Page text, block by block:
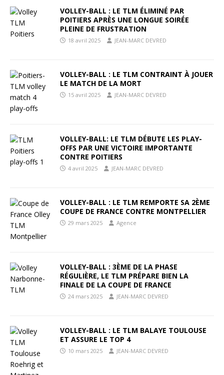
VOLLEY-BALL : LE TLM ÉLIMINÉ PAR
POITIERS APRÈS UNE LONGUE SOIRÉE
PLEINE DE FRUSTRATION
18 avril 2025 JEAN-MARC DEVRED
VOLLEY-BALL : LE TLM CONTRAINT À JOUER
LE MATCH DE LA MORT
15 avril 2025 JEAN-MARC DEVRED
VOLLEY-BALL: LE TLM DÉBUTE LES PLAY-
OFFS PAR UNE VICTOIRE IMPORTANTE
CONTRE POITIERS
4 avril 2025 JEAN-MARC DEVRED
VOLLEY-BALL : LE TLM REMPORTE SA 2ÈME
COUPE DE FRANCE CONTRE MONTPELLIER
29 mars 2025 Agence
VOLLEY-BALL : 3ÈME DE LA PHASE
RÉGULIÈRE, LE TLM PRÉPARE BIEN LA
FINALE DE LA COUPE DE FRANCE
24 mars 2025 JEAN-MARC DEVRED
VOLLEY-BALL : LE TLM BALAYE TOULOUSE
ET ASSURE LE TOP 4
10 mars 2025 JEAN-MARC DEVRED